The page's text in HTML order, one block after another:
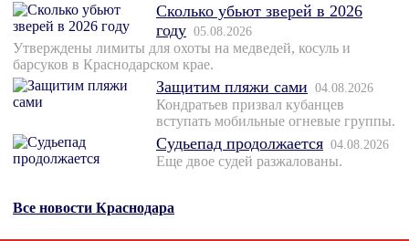
Сколько убьют зверей в 2026
году 05.08.2026
Утверждены лимиты для охоты на медведей, косуль и
барсуков в Краснодарском крае.
Защитим пляжи сами 04.08.2026
Кондратьев призвал кубанцев
вступать мобильные огневые группы.
Судьепад продолжается 04.08.2026
Еще двое судей разжалованы.
Все новости Краснодара